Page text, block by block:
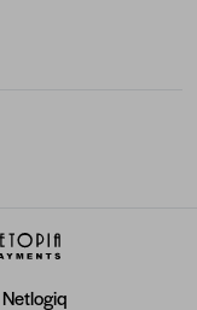
Netlogiq